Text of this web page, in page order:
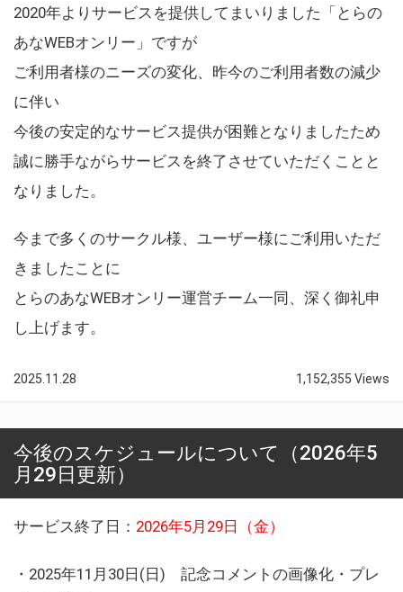
2020年よりサービスを提供してまいりました「とらの
あなWEBオンリー」ですが
ご利用者様のニーズの変化、昨今のご利用者数の減少
に伴い
今後の安定的なサービス提供が困難となりましたため
誠に勝手ながらサービスを終了させていただくことと
なりました。
今まで多くのサークル様、ユーザー様にご利用いただ
きましたことに
とらのあなWEBオンリー運営チーム一同、深く御礼申
し上げます。
2025.11.28 1,152,355 Views
今後のスケジュールについて（2026年5
月29日更新）
サービス終了日： 2026年5月29日（金）
・2025年11月30日(日) 記念コメントの画像化・プレ